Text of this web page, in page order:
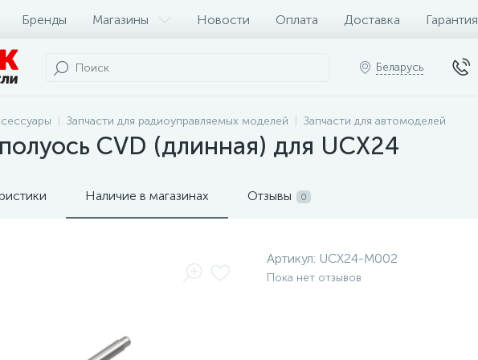
Бренды Магазины Новости Оплата Доставка Гарантия
Беларусь
Запчасти для радиоуправляемых моделей Запчасти для автомоделей
CVD (длинная) для UCX24
Наличие в магазинах Отзывы 0
Артикул: UCX24-M002
Пока нет отзывов